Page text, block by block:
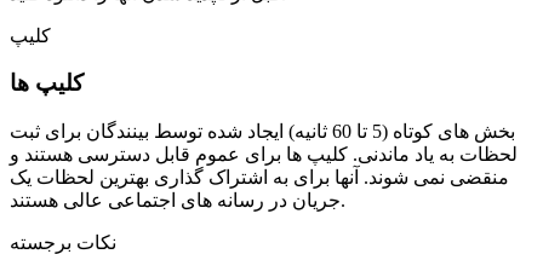
کلیپ
کلیپ ها
بخش های کوتاه (5 تا 60 ثانیه) ایجاد شده توسط بینندگان برای ثبت
لحظات به یاد ماندنی. کلیپ ها برای عموم قابل دسترسی هستند و
منقضی نمی شوند. آنها برای به اشتراک گذاری بهترین لحظات یک
جریان در رسانه های اجتماعی عالی هستند.
نکات برجسته